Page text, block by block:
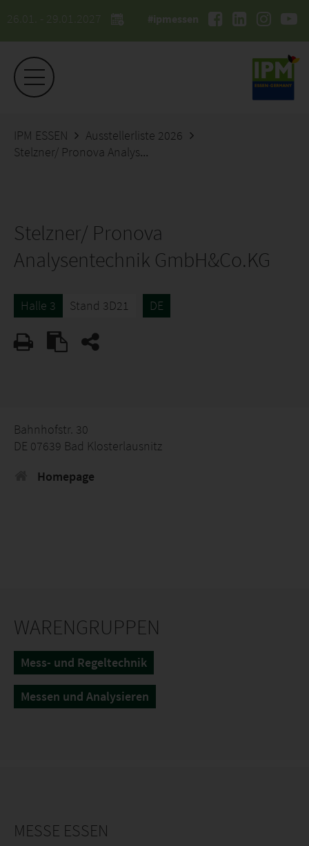
26.01. - 29.01.2027 #ipmessen
IPM ESSEN
Ausstellerliste 2026
Stelzner/ Pronova Analysentechnik GmbH&Co.KG
Stelzner/ Pronova
Analysentechnik GmbH&Co.KG
Halle 3 Stand 3D21 DE
Bahnhofstr. 30
DE 07639 Bad Klosterlausnitz
Homepage
WARENGRUPPEN
Mess- und Regeltechnik
Messen und Analysieren
MESSE ESSEN